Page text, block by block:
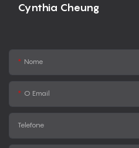
Cynthia Cheung
Nome
O Email
Telefone